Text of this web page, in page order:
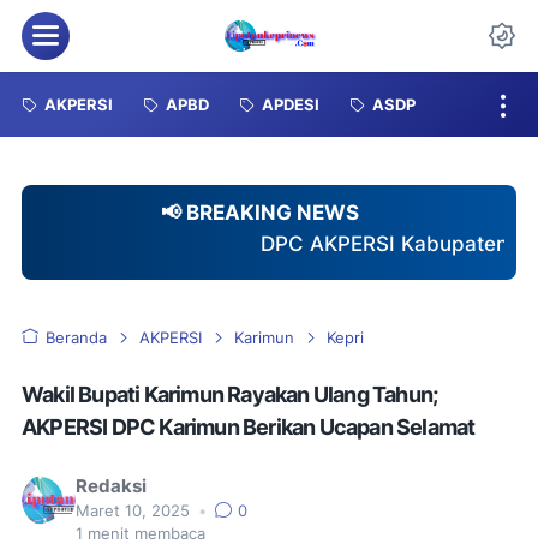
Menu
AKPERSI APBD APDESI ASDP
📢 BREAKING NEWS
DPC AKPERSI Kabupaten Karimun Resmi
Beranda AKPERSI Karimun Kepri
Wakil Bupati Karimun Rayakan Ulang Tahun;
AKPERSI DPC Karimun Berikan Ucapan Selamat
Redaksi
Maret 10, 2025 •
0
1 menit membaca